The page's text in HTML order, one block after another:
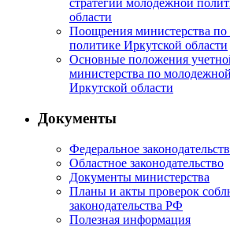
стратегии молодежной
области
Поощрения министерства
политике Иркутской области
Основные положения
министерства по
Иркутской области
Документы
Федеральное
Областное законодательство
Документы министерства
Планы и акты проверок
законодательства РФ
Полезная информация